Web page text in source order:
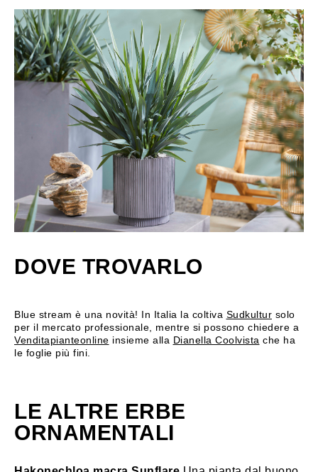
DOVE TROVARLO
Blue stream è una novità! In Italia la coltiva Sudkultur solo
per il mercato professionale, mentre si possono chiedere a
Venditapianteonline insieme alla Dianella Coolvista che ha
le foglie più fini.
LE ALTRE ERBE
ORNAMENTALI